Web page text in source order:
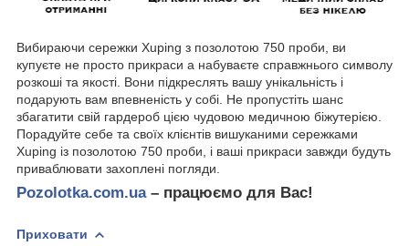
Вибираючи сережки Xuping з позолотою 750 проби, ви
купуєте не просто прикраси а набуваєте справжнього символу
розкоші та якості. Вони підкреслять вашу унікальність і
подарують вам впевненість у собі. Не пропустіть шанс
збагатити свій гардероб цією чудовою медичною біжутерією.
Порадуйте себе та своїх клієнтів вишуканими сережками
Xuping із позолотою 750 проби, і ваші прикраси завжди будуть
приваблювати захоплені погляди.
Pozolotka.com.ua– працюємо для Вас!
Приховати